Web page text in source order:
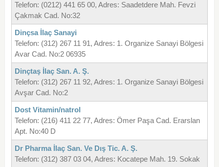
Telefon: (0212) 441 65 00, Adres: Saadetdere Mah. Fevzi
Çakmak Cad. No:32
Dinçsa İlaç Sanayi
Telefon: (312) 267 11 91, Adres: 1. Organize Sanayi Bölgesi
Avar Cad. No:2 06935
Dinçtaş İlaç San. A. Ş.
Telefon: (312) 267 11 92, Adres: 1. Organize Sanayi Bölgesi
Avşar Cad. No:2
Dost Vitamin/natrol
Telefon: (216) 411 22 77, Adres: Ömer Paşa Cad. Erarslan
Apt. No:40 D
Dr Pharma İlaç San. Ve Dış Tic. A. Ş.
Telefon: (312) 387 03 04, Adres: Kocatepe Mah. 19. Sokak